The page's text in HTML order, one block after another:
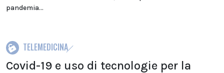
pandemia...
TELEMEDICINA
Covid-19 e uso di tecnologie per la